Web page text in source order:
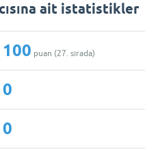
ait istatistikler
100 puan (27 . sırada)
0
0